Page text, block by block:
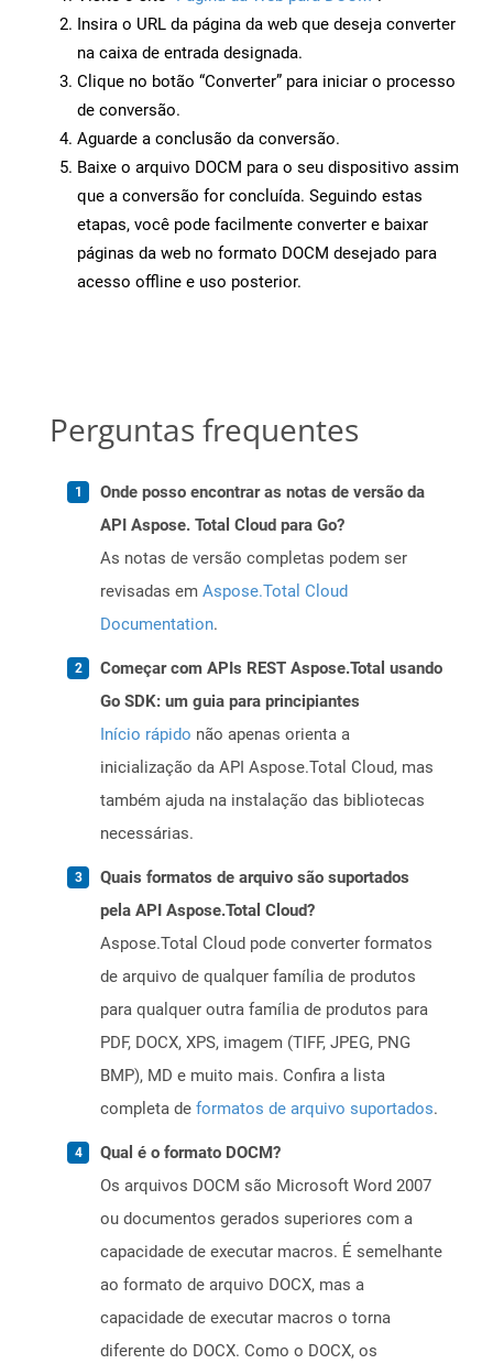
Insira o URL da página da web que deseja converter
na caixa de entrada designada.
Clique no botão “Converter” para iniciar o processo
de conversão.
Aguarde a conclusão da conversão.
Baixe o arquivo DOCM para o seu dispositivo assim
que a conversão for concluída. Seguindo estas
etapas, você pode facilmente converter e baixar
páginas da web no formato DOCM desejado para
acesso offline e uso posterior.
Perguntas frequentes
Onde posso encontrar as notas de versão da
API Aspose. Total Cloud para Go?
As notas de versão completas podem ser
revisadas em Aspose.Total Cloud
Documentation.
Começar com APIs REST Aspose.Total usando
Go SDK: um guia para principiantes
Início rápido não apenas orienta a
inicialização da API Aspose.Total Cloud, mas
também ajuda na instalação das bibliotecas
necessárias.
Quais formatos de arquivo são suportados
pela API Aspose.Total Cloud?
Aspose.Total Cloud pode converter formatos
de arquivo de qualquer família de produtos
para qualquer outra família de produtos para
PDF, DOCX, XPS, imagem (TIFF, JPEG, PNG
BMP), MD e muito mais. Confira a lista
completa de formatos de arquivo suportados.
Qual é o formato DOCM?
Os arquivos DOCM são Microsoft Word 2007
ou documentos gerados superiores com a
capacidade de executar macros. É semelhante
ao formato de arquivo DOCX, mas a
capacidade de executar macros o torna
diferente do DOCX. Como o DOCX, os